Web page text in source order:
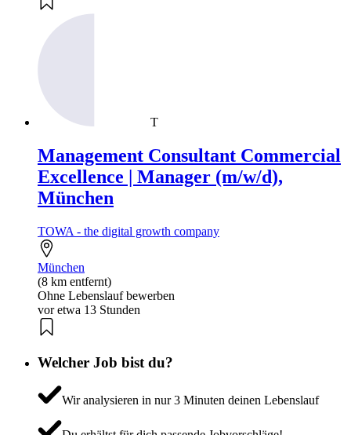
T
Management Consultant Commercial
Excellence | Manager (m/w/d),
München
TOWA - the digital growth company
München
(8 km entfernt)
Ohne Lebenslauf bewerben
vor etwa 13 Stunden
Welcher Job bist du?
Wir analysieren in nur 3 Minuten deinen Lebenslauf